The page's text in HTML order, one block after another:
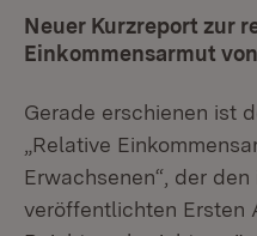
Neuer Kurzreport zur
Einkommensarmut
Gerade erschienen ist
„Relative
Erwachsenen“, der
veröffentlichten Ersten